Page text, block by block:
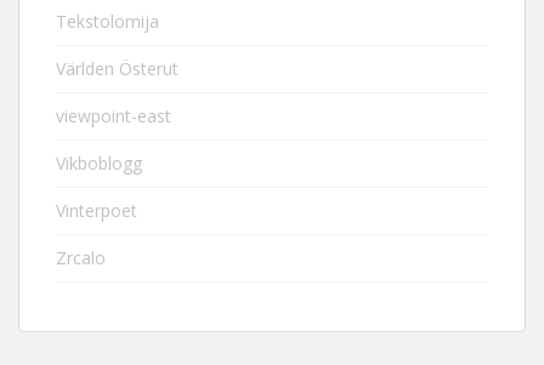
Tekstolomija
Världen Österut
viewpoint-east
Vikboblogg
Vinterpoet
Zrcalo